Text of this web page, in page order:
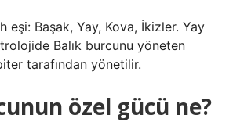
eşi: Başak, Yay, Kova, İkizler. Yay
Balık burcunu yöneten
tarafından yönetilir.
özel gücü ne?